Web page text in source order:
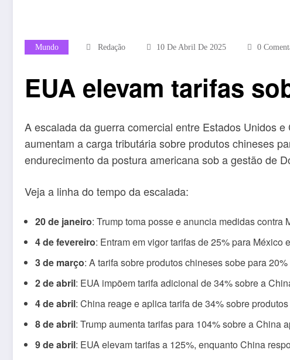
Mundo Redação 10 De Abril De 2025 0
EUA elevam tarifas
A escalada da guerra comercial entre Estados Unidos
aumentam a carga tributária sobre produtos chineses
endurecimento da postura americana sob a gestão de
Veja a linha do tempo da escalada:
20 de janeiro: Trump toma posse e anuncia medidas contra
4 de fevereiro: Entram em vigor tarifas de 25% para México
3 de março: A tarifa sobre produtos chineses sobe para 20%
2 de abril: EUA impõem tarifa adicional de 34% sobre a
4 de abril: China reage e aplica tarifa de 34% sobre
8 de abril: Trump aumenta tarifas para 104% sobre a China
9 de abril: EUA elevam tarifas a 125%, enquanto China